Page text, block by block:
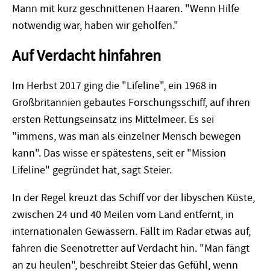
Mann mit kurz geschnittenen Haaren. "Wenn Hilfe
notwendig war, haben wir geholfen."
Auf Verdacht hinfahren
Im Herbst 2017 ging die "Lifeline", ein 1968 in
Großbritannien gebautes Forschungsschiff, auf ihren
ersten Rettungseinsatz ins Mittelmeer. Es sei
"immens, was man als einzelner Mensch bewegen
kann". Das wisse er spätestens, seit er "Mission
Lifeline" gegründet hat, sagt Steier.
In der Regel kreuzt das Schiff vor der libyschen Küste,
zwischen 24 und 40 Meilen vom Land entfernt, in
internationalen Gewässern. Fällt im Radar etwas auf,
fahren die Seenotretter auf Verdacht hin. "Man fängt
an zu heulen", beschreibt Steier das Gefühl, wenn